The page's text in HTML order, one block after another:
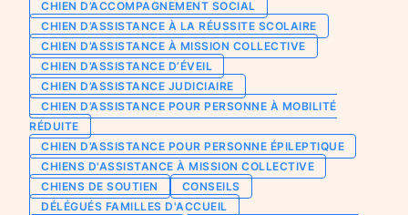
Chien d’assistance pour personne
épileptique
CHIENS À MISSION COLLECTIVE
Chien d’assistance d’accompagnement
social
Chien d’assistance à la réussite scolaire
Chien d’assistance judiciaire
Je deviens mécène ou partenaire
Ils nous soutiennent
Je m’engage / j’engage mes collaborateurs
Je lance une collecte
J’engage mes clients
CHIEN D’ACCOMPAGNEMENT SOCIAL
CHIEN D’ASSISTANCE À LA RÉUSSITE SCOLAIRE
CHIEN D’ASSISTANCE À MISSION COLLECTIVE
CHIEN D’ASSISTANCE D’ÉVEIL
CHIEN D’ASSISTANCE JUDICIAIRE
CHIEN D’ASSISTANCE POUR PERSONNE À MOBILITÉ
RÉDUITE
CHIEN D’ASSISTANCE POUR PERSONNE ÉPILEPTIQUE
CHIENS D'ASSISTANCE À MISSION COLLECTIVE
CHIENS DE SOUTIEN
CONSEILS
DÉLÉGUÉS FAMILLES D'ACCUEIL